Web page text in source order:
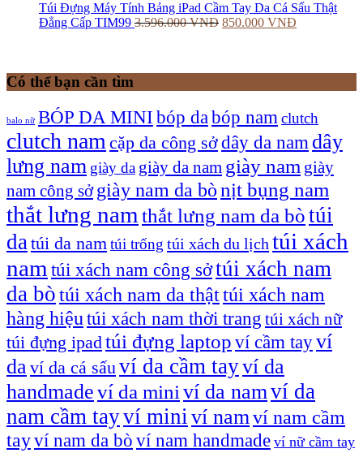
Túi Đựng Máy Tính Bảng iPad Cầm Tay Da Cá Sấu Thật
Đẳng Cấp TIM99 3.596.000VNĐ 850.000 VNĐ
Có thể bạn cần tìm
balo nữ BÓP DA MINI bóp da bóp nam clutch
clutch nam cặp da công sởdây da nam dây
lưng nam giày da giày da nam giày nam giày
nam công sở giày nam da bònịt bụng nam
thắt lưng nam thắt lưng nam da bòtúi
da túi da namtúi trống túi xách du lịch túi xách
nam túi xách nam công sởtúi xách nam
da bòtúi xách nam da thậttúi xách nam
hàng hiệu túi xách nam thời trang túi xách nữ
túi đựng ipadtúi đựng laptop ví cầm tayví
daví da cá sấu ví da cầm tayví da
handmadeví da mini ví da namví da
nam cầm tayví mini ví namví nam cầm
tayví nam da bò ví nam handmade ví nữ cầm tay